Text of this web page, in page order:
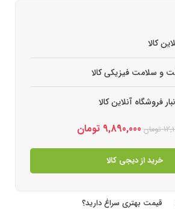
کالا
و سلامت فیزیکی کالا
فروشگاه آنلاین کالا
تومان 9,890,000 تومان
خرید از دیجی کالا
قیمت بهتری سراغ دارید؟